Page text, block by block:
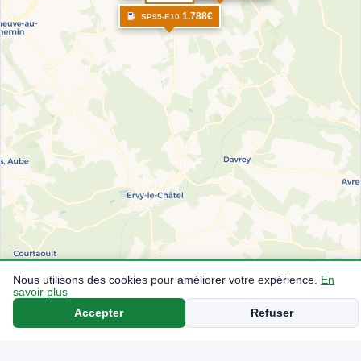
Nous utilisons des cookies pour améliorer votre expérience.
En
savoir plus
Accepter Refuser
SP95-E101.788€